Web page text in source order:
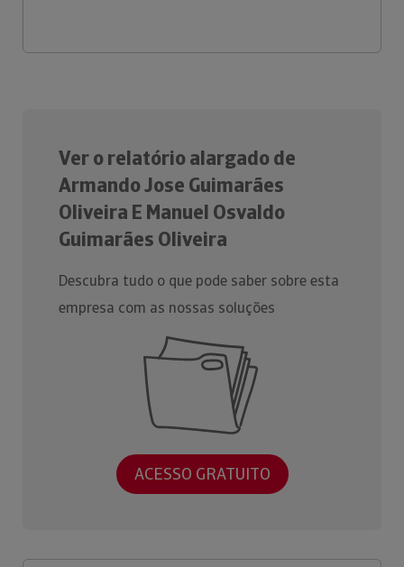
Ver o relatório alargado de
Armando Jose Guimarães
Oliveira E Manuel Osvaldo
Guimarães Oliveira
Descubra tudo o que pode saber sobre esta
empresa com as nossas soluções
ACESSO GRATUITO